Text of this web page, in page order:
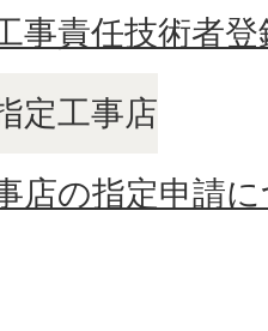
事責任技術者
定工事店
店の指定申請